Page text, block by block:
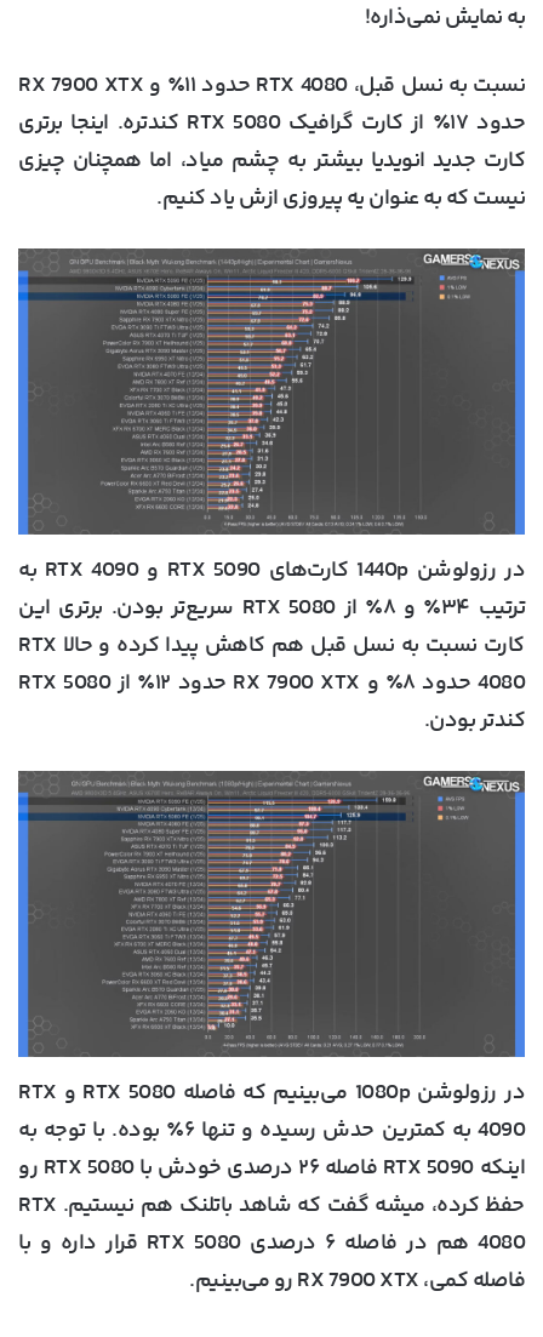
به نمایش نمی‌ذاره!
نسبت به نسل قبل، RTX 4080 حدود ۱۱٪ و RX 7900 XTX
حدود ۱۷٪ از کارت گرافیک RTX 5080 کندتره. اینجا برتری
کارت جدید انویدیا بیشتر به چشم میاد، اما همچنان چیزی
نیست که به عنوان یه پیروزی ازش یاد کنیم.
در رزولوشن 1440p کارت‌های RTX 5090 و RTX 4090 به
ترتیب ۳۴٪ و ۸٪ از RTX 5080 سریع‌تر بودن. برتری این
کارت نسبت به نسل قبل هم کاهش پیدا کرده و حالا RTX
4080 حدود ۸٪ و RX 7900 XTX حدود ۱۲٪ از RTX 5080
کندتر بودن.
در رزولوشن 1080p می‌بینیم که فاصله RTX 5080 و RTX
4090 به کمترین حدش رسیده و تنها ۶٪ بوده. با توجه به
اینکه RTX 5090 فاصله ۲۶ درصدی خودش با RTX 5080 رو
حفظ کرده، میشه گفت که شاهد باتلنک هم نیستیم. RTX
4080 هم در فاصله ۶ درصدی RTX 5080 قرار داره و با
فاصله کمی، RX 7900 XTX رو می‌بینیم.